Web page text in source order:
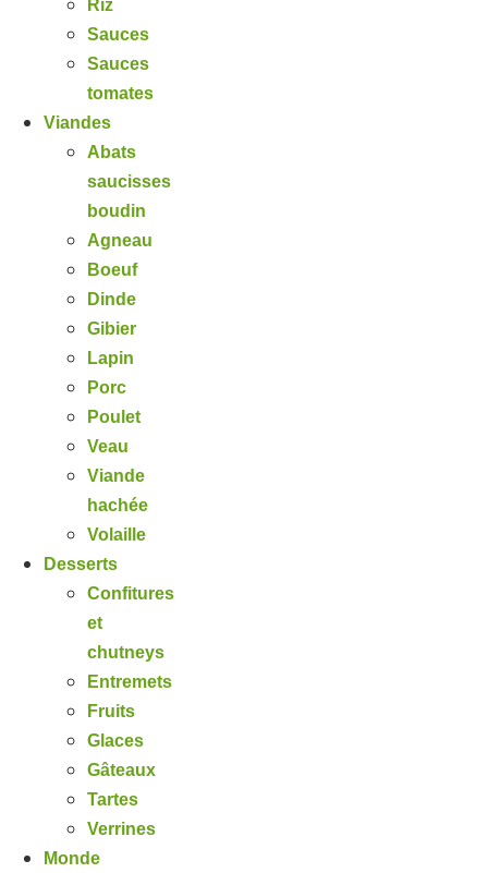
Riz
Sauces
Sauces
tomates
Viandes
Abats
saucisses
boudin
Agneau
Boeuf
Dinde
Gibier
Lapin
Porc
Poulet
Veau
Viande
hachée
Volaille
Desserts
Confitures
et
chutneys
Entremets
Fruits
Glaces
Gâteaux
Tartes
Verrines
Monde